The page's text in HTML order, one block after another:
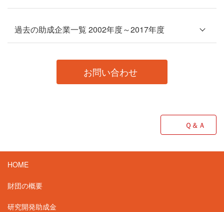
過去の助成企業一覧 2002年度～2017年度
お問い合わせ
Ｑ＆Ａ
HOME
財団の概要
研究開発助成金